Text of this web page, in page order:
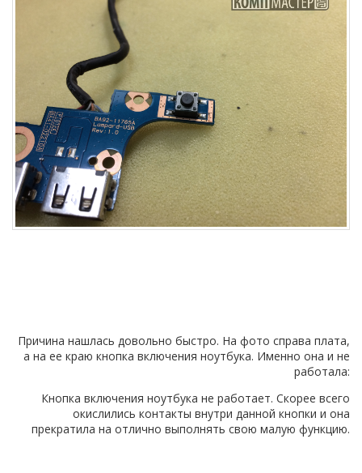
Причина нашлась довольно быстро. На фото справа плата,
а на ее краю кнопка включения ноутбука. Именно она и не
работала:
Кнопка включения ноутбука не работает. Скорее всего
окислились контакты внутри данной кнопки и она
прекратила на отлично выполнять свою малую функцию.